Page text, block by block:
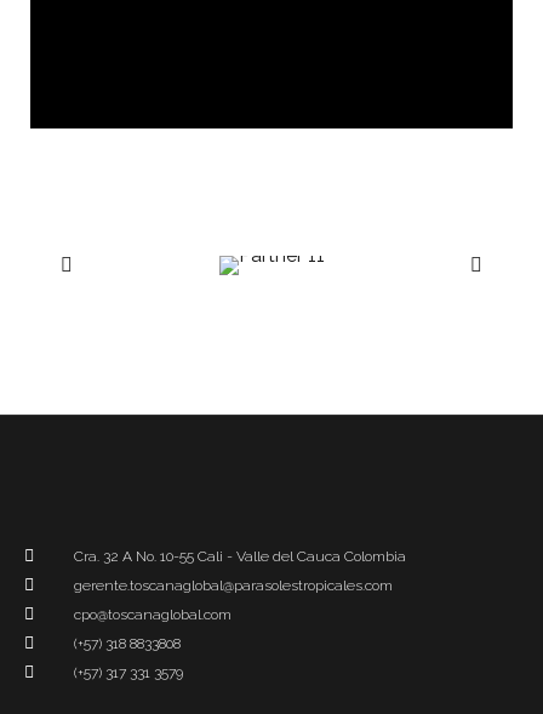
Cra. 32 A No. 10-55 Cali - Valle del Cauca Colombia
gerente.toscanaglobal@parasolestropicales.com
cpo@toscanaglobal.com
(+57) 318 8833808
(+57) 317 331 3579